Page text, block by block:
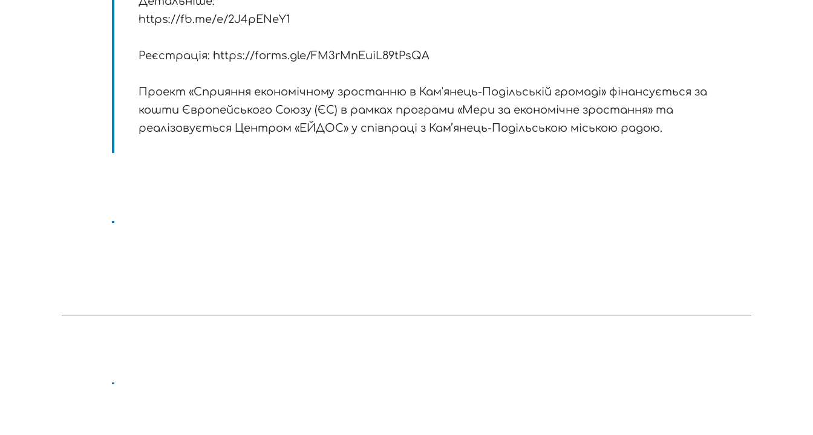
https://fb.me/e/2J4pENeY1
Реєстрація: https://forms.gle/FM3rMnEuiL89tPsQA
Проект «Сприяння економічному зростанню в Кам'янець-Подільській громаді» фінансується за
кошти Європейського Союзу (ЄС) в рамках програми «Мери за економічне зростання» та
реалізовується Центром «ЕЙДОС» у співпраці з Кам’янець-Подільською міською радою.